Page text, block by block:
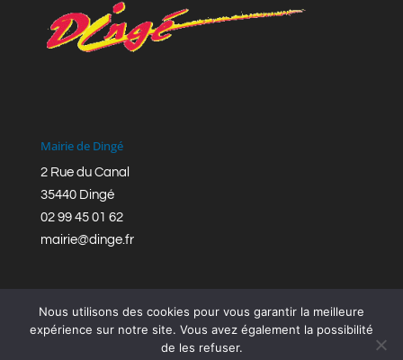
Mairie de Dingé
2 Rue du Canal
35440 Dingé
02 99 45 01 62
mairie@dinge.fr
Réalisation © Mairie de Dingé,Bretagne Romantique
Nous utilisons des cookies pour vous garantir la meilleure
expérience sur notre site. Vous avez également la possibilité
de les refuser.